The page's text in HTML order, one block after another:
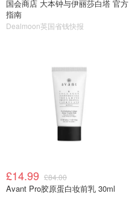
国会商店 大本钟与伊丽莎白塔 官方
指南
Dealmoon英国省钱快报
£14.99 £84.00
Avant Pro胶原蛋白妆前乳 30ml